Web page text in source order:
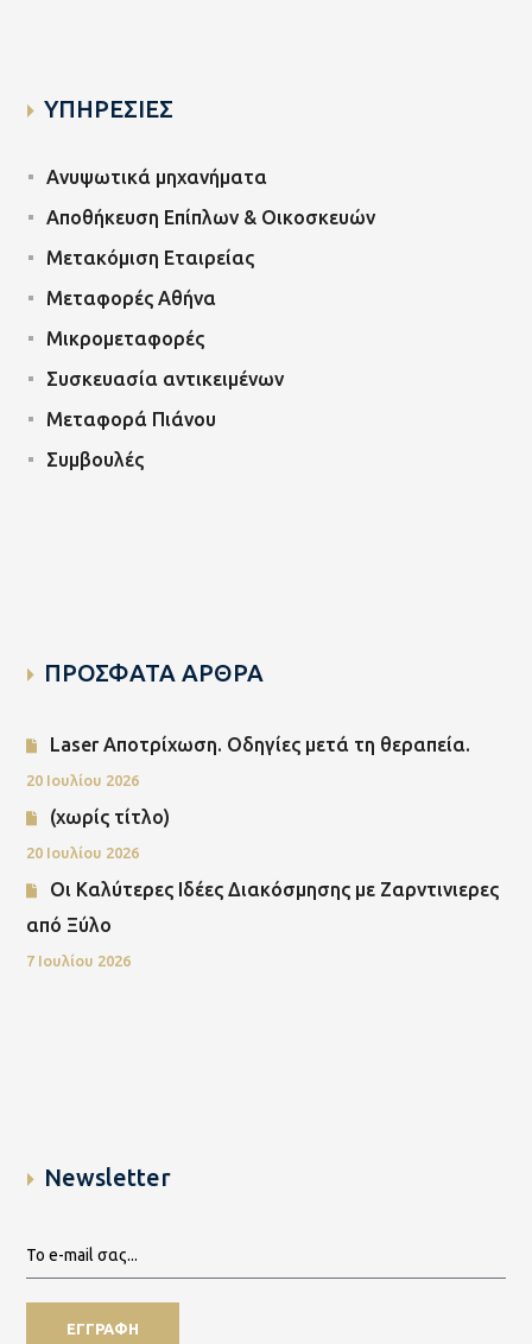
ΥΠΗΡΕΣΙΕΣ
Ανυψωτικά μηχανήματα
Αποθήκευση Επίπλων & Οικοσκευών
Μετακόμιση Εταιρείας
Μεταφορές Αθήνα
Μικρομεταφορές
Συσκευασία αντικειμένων
Μεταφορά Πιάνου
Συμβουλές
ΠΡΟΣΦΑΤΑ ΑΡΘΡΑ
Laser Αποτρίχωση. Οδηγίες μετά τη θεραπεία.
20 Ιουλίου 2026
(χωρίς τίτλο)
20 Ιουλίου 2026
Οι Καλύτερες Ιδέες Διακόσμησης με Ζαρντινιερες
από Ξύλο
7 Ιουλίου 2026
Newsletter